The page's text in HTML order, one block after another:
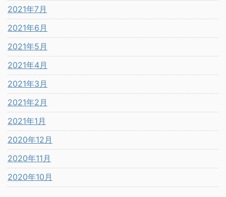
2021年7月
2021年6月
2021年5月
2021年4月
2021年3月
2021年2月
2021年1月
2020年12月
2020年11月
2020年10月